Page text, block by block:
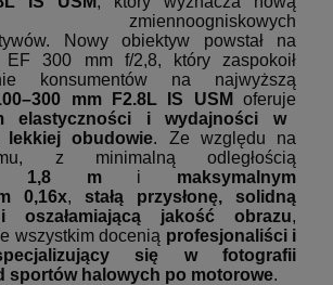
zmiennoogniskowych
Nowy obiektyw powstał na
EF 300 mm f/2,8, który zaspokoił
konsumentów na najwyższą
mm F2.8L IS USM oferuje
elastyczności i wydajności w
lekkiej obudowie. Ze względu na
z minimalną odległością
1,8 mi maksymalnym
0,16x, stałą przysłonę, solidną
oszałamiającą jakość obrazu,
wszystkim docenią profesjonaliści i
się w fotografii
sportów halowych po motorowe.